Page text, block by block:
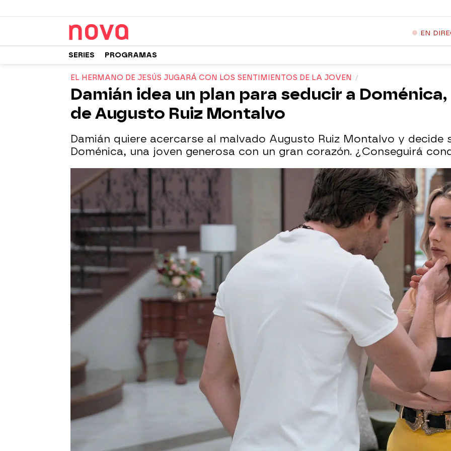
EN
SERIES PROGRAMAS
EL HERMANO DE JESÚS JUGARÁ CON LOS SENTIMIENTOS DE LA JOVEN
Damián idea un plan para seducir a
de Augusto Ruiz Montalvo
Damián quiere acercarse al malvado Augusto Ruiz Montalvo y decide
Doménica, una joven generosa con un gran corazón. ¿Conseguirá
Nova
Publicado: 22 de mayo de 2024, 21:01
WhatsappFacebook
Damián vive con sus hermanos Jesús y Samuel en un local
donde tienen un taller mecánico de coches. Jesús lo ha
comprado a buen precio y su ubicación es ideal, justo
enfrente de la mansión de Augusto Ruiz Montalvo.
Los jóvenes buscan vengar la muerte de su padre Octavio